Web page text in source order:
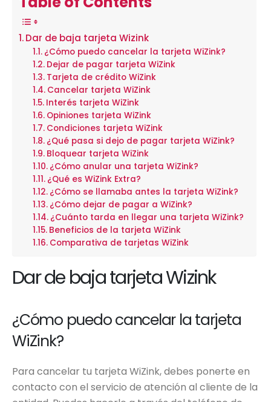
Dar de baja tarjeta Wizink
¿Cómo puedo cancelar la tarjeta WiZink?
Dejar de pagar tarjeta WiZink
Tarjeta de crédito WiZink
Cancelar tarjeta WiZink
Interés tarjeta WiZink
Opiniones tarjeta WiZink
Condiciones tarjeta WiZink
¿Qué pasa si dejo de pagar tarjeta WiZink?
Bloquear tarjeta WiZink
¿Cómo anular una tarjeta WiZink?
¿Qué es WiZink Extra?
¿Cómo se llamaba antes la tarjeta WiZink?
¿Cómo dejar de pagar a WiZink?
¿Cuánto tarda en llegar una tarjeta WiZink?
Beneficios de la tarjeta WiZink
Comparativa de tarjetas WiZink
Dar de baja tarjeta Wizink
¿Cómo puedo cancelar la tarjeta
WiZink?
Para cancelar tu tarjeta WiZink, debes ponerte en
contacto con el servicio de atención al cliente de la